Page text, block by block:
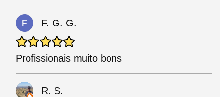
F. G. G.
Profissionais muito bons
R. S.